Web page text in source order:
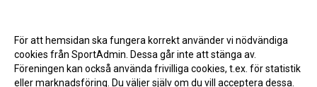
För att hemsidan ska fungera korrekt använder vi nödvändiga
cookies från SportAdmin. Dessa går inte att stänga av.
Föreningen kan också använda frivilliga cookies, t.ex. för statistik
eller marknadsföring. Du väljer själv om du vill acceptera dessa.